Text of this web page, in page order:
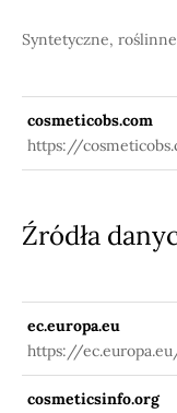
Syntetyczne, roślinne
cosmeticobs.com
https://
1630
Źródła
ec.europa.eu
https://
databases/cosing/
cosmeticsinfo.org